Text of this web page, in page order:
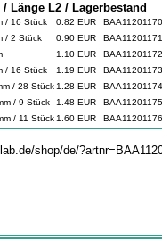
Länge L2 / Lagerbestand
/ 16 Stück 0.82 EUR
BAA11201170
/ 2 Stück
0.90 EUR
BAA11201171
1.10 EUR
BAA11201172
/ 16 Stück
1.19 EUR
BAA11201173
/ 28 Stück 1.28 EUR
BAA11201174
/ 9 Stück
1.48 EUR
BAA11201175
/ 11 Stück 1.60 EUR BAA11201176
shop/de/